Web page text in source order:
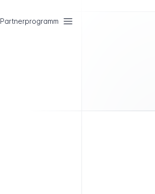
Partnerprogramm